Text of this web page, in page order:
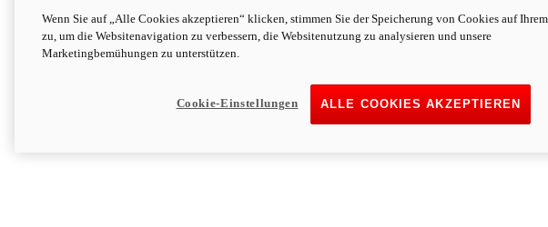
Wenn Sie auf „Alle Cookies akzeptieren“ klicken, stimmen Sie der Speicherung von Cookies auf
zu, um die Websitenavigation zu verbessern, die Websitenutzung zu analysieren und unsere
Marketingbemühungen zu unterstützen.
ALLE COOKIES AKZEPTIEREN
Cookie-Einstellungen